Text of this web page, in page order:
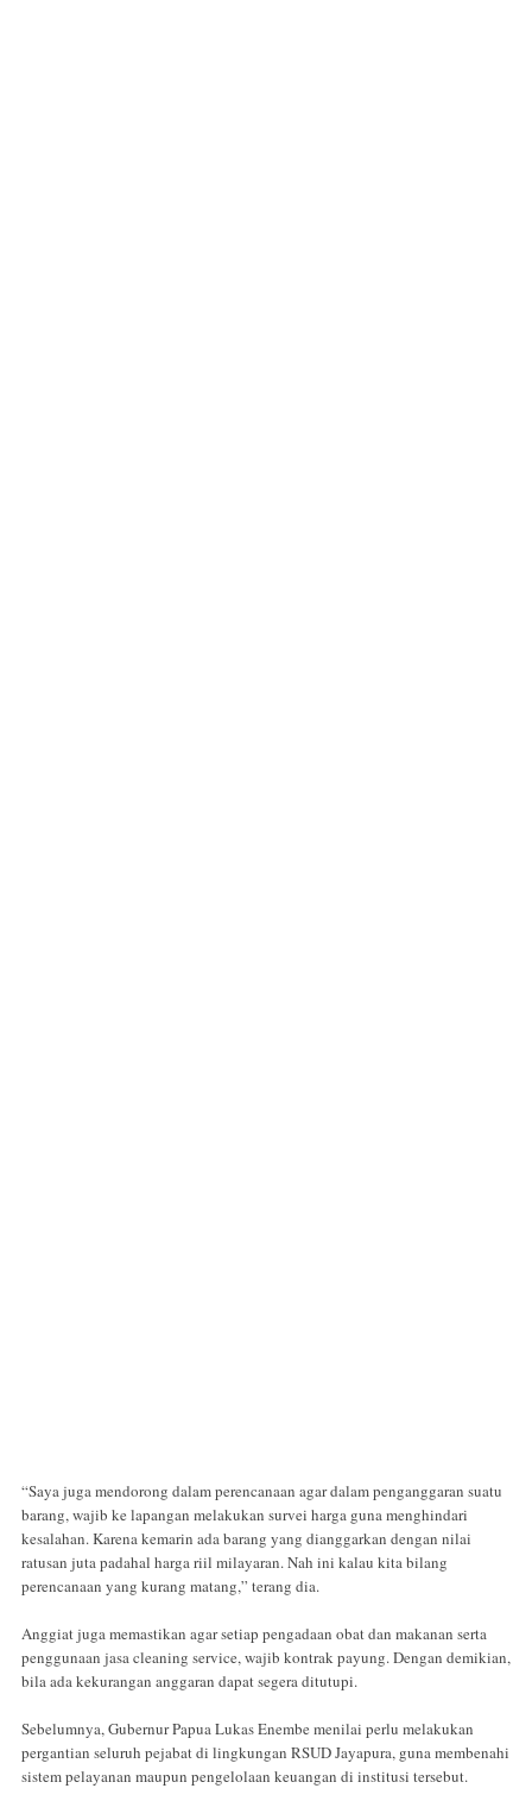
“Saya juga mendorong dalam perencanaan agar dalam penganggaran suatu
barang, wajib ke lapangan melakukan survei harga guna menghindari
kesalahan. Karena kemarin ada barang yang dianggarkan dengan nilai
ratusan juta padahal harga riil milayaran. Nah ini kalau kita bilang
perencanaan yang kurang matang,” terang dia.
Anggiat juga memastikan agar setiap pengadaan obat dan makanan serta
penggunaan jasa cleaning service, wajib kontrak payung. Dengan demikian,
bila ada kekurangan anggaran dapat segera ditutupi.
Sebelumnya, Gubernur Papua Lukas Enembe menilai perlu melakukan
pergantian seluruh pejabat di lingkungan RSUD Jayapura, guna membenahi
sistem pelayanan maupun pengelolaan keuangan di institusi tersebut.